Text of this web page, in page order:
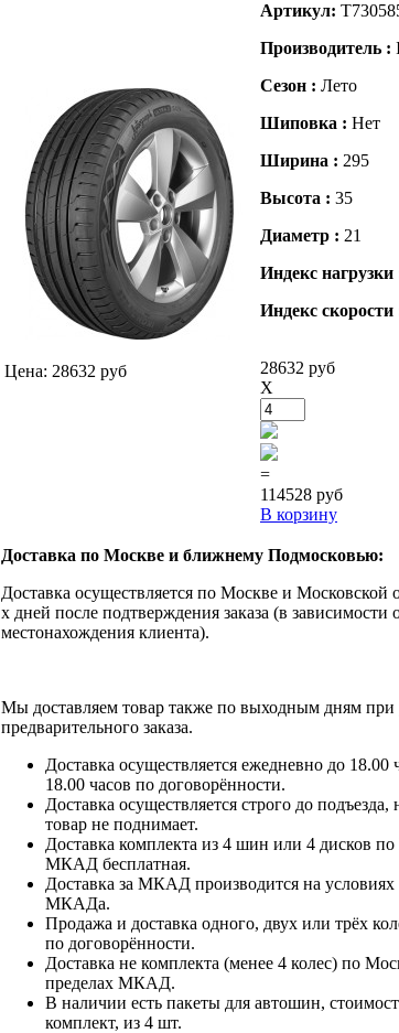
Цена: 28632 руб
Артикул:
Производитель :
Сезон : Лето
Шиповка : Нет
Ширина : 295
Высота : 35
Диаметр : 21
Индекс нагрузки
Индекс скорости
28632 руб
X
=
114528 руб
В корзину
Доставка по Москве и ближнему Подмосковью:
Доставка осуществляется по Москве и Московской
х дней после подтверждения заказа (в зависимости
местонахождения клиента).
Мы доставляем товар также по выходным дням при
предварительного заказа.
Доставка осуществляется ежедневно до 18.00
18.00 часов по договорённости.
Доставка осуществляется строго до подъезда,
товар не поднимает.
Доставка комплекта из 4 шин или 4 дисков
МКАД бесплатная.
Доставка за МКАД производится на условиях
МКАДа.
Продажа и доставка одного, двух или трёх
по договорённости.
Доставка не комплекта (менее 4 колес) по
пределах МКАД.
В наличии есть пакеты для автошин,
комплект, из 4 шт.